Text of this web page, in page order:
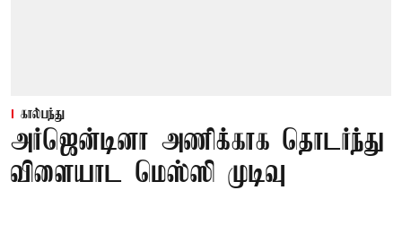
கால்பந்து
அர்ஜென்டினா அணிக்காக தொடர்ந்து
விளையாட மெஸ்ஸி முடிவு